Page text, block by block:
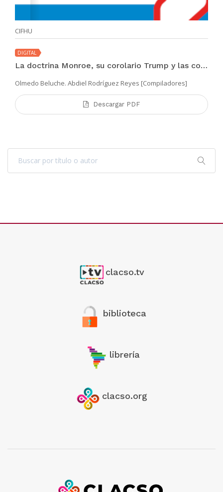
CIFHU
DIGITAL
La doctrina Monroe, su corolario Trump y las consecuencias para América Latina y Panamá
Olmedo Beluche. Abdiel Rodríguez Reyes [Compiladores]
Descargar PDF
clacso.tv
biblioteca
librería
clacso.org